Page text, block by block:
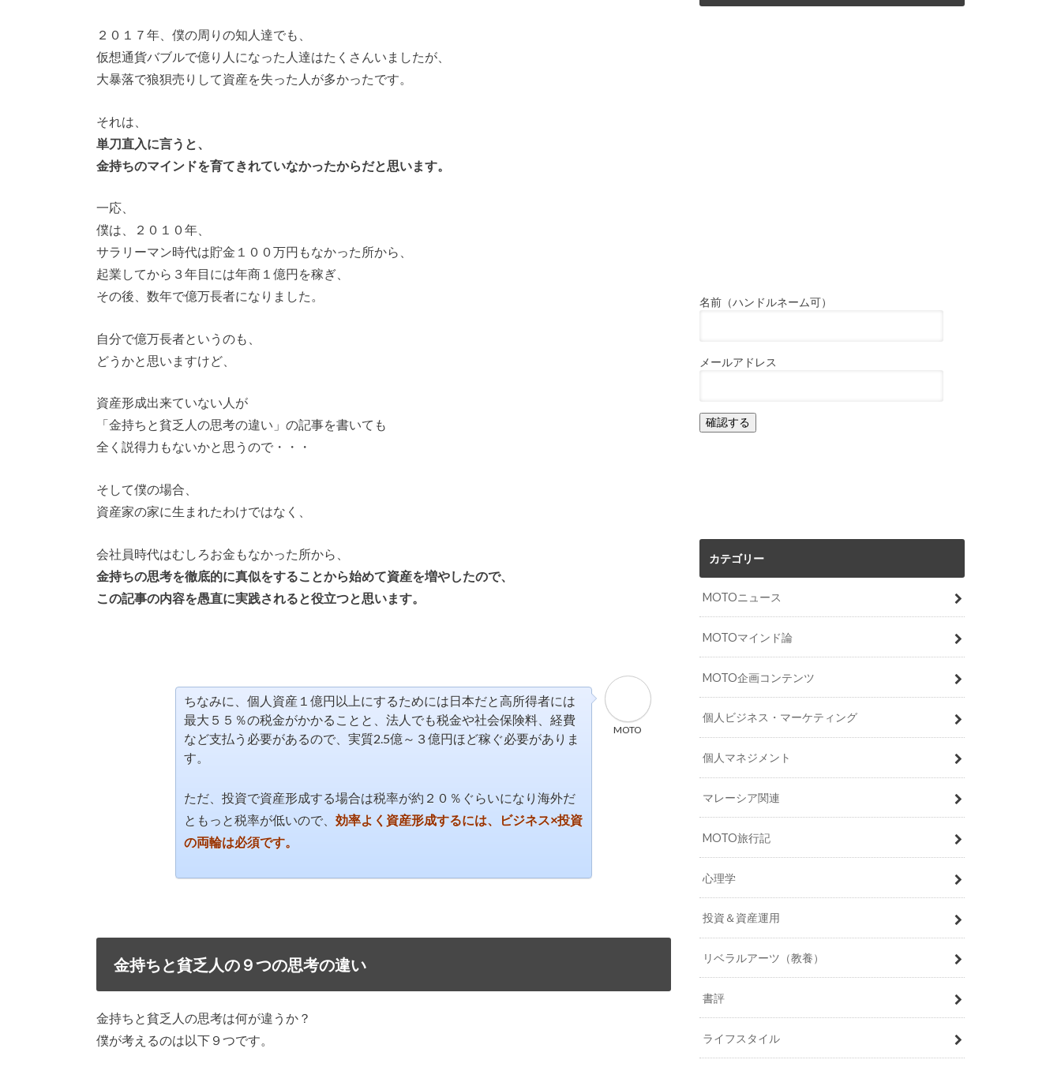
２０１７年、僕の周りの知人達でも、
仮想通貨バブルで億り人になった人達はたくさんいましたが、
大暴落で狼狽売りして資産を失った人が多かったです。
それは、
単刀直入に言うと、
金持ちのマインドを育てきれていなかったからだと思います。
一応、
僕は、２０１０年、
サラリーマン時代は貯金１００万円もなかった所から、
起業してから３年目には年商１億円を稼ぎ、
その後、数年で億万長者になりました。
自分で億万長者というのも、
どうかと思いますけど、
資産形成出来ていない人が
「金持ちと貧乏人の思考の違い」の記事を書いても
全く説得力もないかと思うので・・・
そして僕の場合、
資産家の家に生まれたわけではなく、
会社員時代はむしろお金もなかった所から、
金持ちの思考を徹底的に真似をすることから始めて資産を増やしたので、
この記事の内容を愚直に実践されると役立つと思います。
MOTO
ちなみに、個人資産１億円以上にするためには日本だと高所得者には
最大５５％の税金がかかることと、法人でも税金や社会保険料、経費
など支払う必要があるので、実質2.5億～３億円ほど稼ぐ必要がありま
す。
ただ、投資で資産形成する場合は税率が約２０％ぐらいになり海外だ
ともっと税率が低いので、 効率よく 資産形成するには、ビジネス×投資
の両輪は必須です。
金持ちと貧乏人の９つの思考の違い
金持ちと貧乏人の思考は何が違うか？
僕が考えるのは以下９つです。
名前（ハンドルネーム可）
メールアドレス
カテゴリー
MOTOニュース
MOTOマインド論
MOTO企画コンテンツ
個人ビジネス・マーケティング
個人マネジメント
マレーシア関連
MOTO旅行記
心理学
投資＆資産運用
リベラルアーツ（教養）
書評
ライフスタイル